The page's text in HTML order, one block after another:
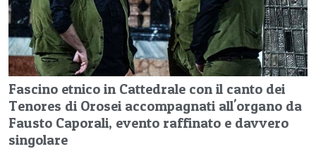
Fascino etnico in Cattedrale con il canto dei
Tenores di Orosei accompagnati all'organo da
Fausto Caporali, evento raffinato e davvero
singolare